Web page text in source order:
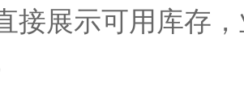
接展示可用库存